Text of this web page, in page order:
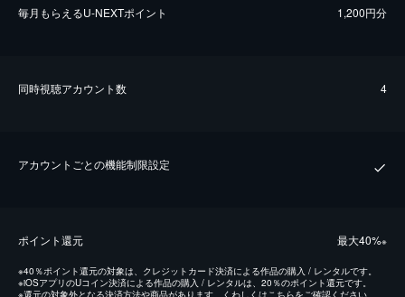
毎⽉もらえるU-NEXTポイント 1,200円分
同時視聴アカウント数 4
アカウントごとの機能制限設定
ポイント還元 最⼤40%※
※40％ポイント還元の対象は、クレジットカード決済による作品の購入 / レンタルです。
※iOSアプリのUコイン決済による作品の購入 / レンタルは、20％のポイント還元です。
※還元の対象外となる決済方法や商品があります。くわしくはこちらをご確認ください。